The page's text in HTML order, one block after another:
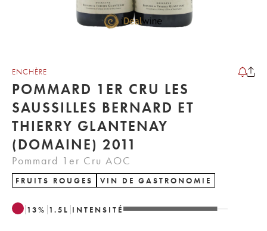
ENCHÈRE
POMMARD 1ER CRU LES
SAUSSILLES BERNARD ET
THIERRY GLANTENAY
(DOMAINE) 2011
Pommard 1er Cru AOC
FRUITS ROUGES VIN DE GASTRONOMIE
13% 1.5 L INTENSITÉ